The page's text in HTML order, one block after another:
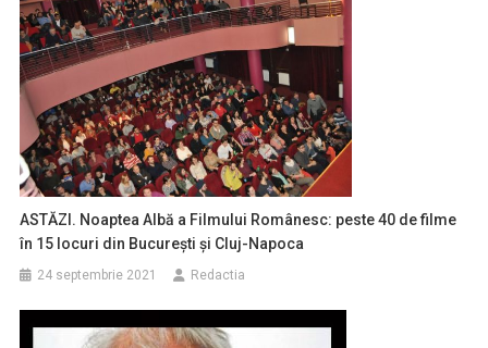
ASTĂZI. Noaptea Albă a Filmului Românesc: peste 40 de filme
în 15 locuri din Bucureşti şi Cluj-Napoca
24 septembrie 2021 Redactia